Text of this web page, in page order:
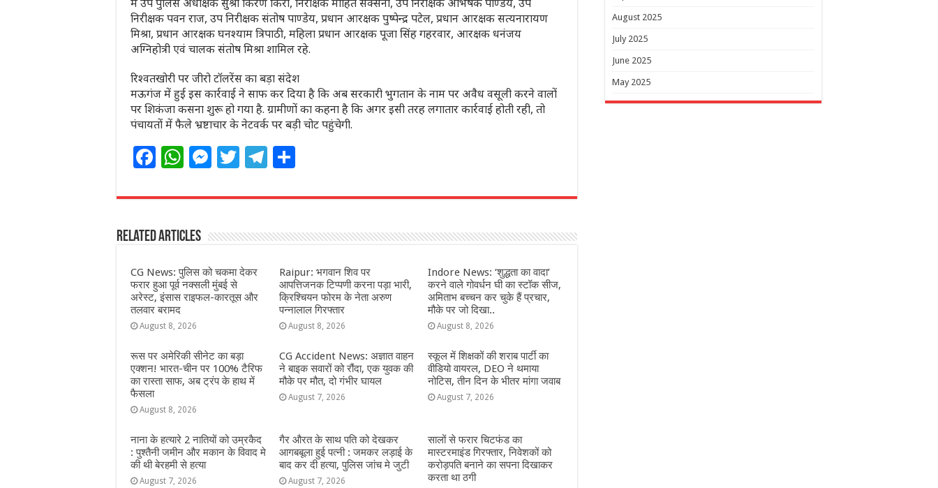
निरीक्षक पवन राज, उप निरीक्षक संतोष पाण्डेय, प्रधान आरक्षक पुष्पेन्द्र पटेल, प्रधान आरक्षक सत्यनारायण
मिश्रा, प्रधान आरक्षक घनश्याम त्रिपाठी, महिला प्रधान आरक्षक पूजा सिंह गहरवार, आरक्षक धनंजय
अग्निहोत्री एवं चालक संतोष मिश्रा शामिल रहे.
रिश्वतखोरी पर जीरो टॉलरेंस का बड़ा संदेश
मऊगंज में हुई इस कार्रवाई ने साफ कर दिया है कि अब सरकारी भुगतान के नाम पर अवैध वसूली करने वालों
पर शिकंजा कसना शुरू हो गया है. ग्रामीणों का कहना है कि अगर इसी तरह लगातार कार्रवाई होती रही, तो
पंचायतों में फैले भ्रष्टाचार के नेटवर्क पर बड़ी चोट पहुंचेगी.
F
c
e
b
o
o
k
W
at
s
A
p
p
M
ss
n
g
e
T
itt
r
T
e
ra
m
ar
Related Articles
CG News: पुलिस को चकमा देकर
फरार हुआ पूर्व नक्सली मुंबई से
अरेस्ट, इंसास राइफल-कारतूस और
तलवार बरामद
August 8, 2026
Raipur: भगवान शिव पर
आपत्तिजनक टिप्पणी करना पड़ा भारी,
क्रिश्चियन फोरम के नेता अरुण
पन्नालाल गिरफ्तार
August 8, 2026
Indore News: ‘शुद्धता का वादा’
करने वाले गोवर्धन घी का स्टॉक सीज,
अमिताभ बच्चन कर चुके हैं प्रचार,
मौके पर जो दिखा..
August 8, 2026
रूस पर अमेरिकी सीनेट का बड़ा
एक्शन! भारत-चीन पर 100% टैरिफ
का रास्ता साफ, अब ट्रंप के हाथ में
फैसला
August 8, 2026
CG Accident News: अज्ञात वाहन
ने बाइक सवारों को रौंदा, एक युवक की
मौके पर मौत, दो गंभीर घायल
August 7, 2026
स्कूल में शिक्षकों की शराब पार्टी का
वीडियो वायरल, DEO ने थमाया
नोटिस, तीन दिन के भीतर मांगा जवाब
August 7, 2026
नाना के हत्यारे 2 नातियों को उम्रकैद
: पुश्तैनी जमीन और मकान के विवाद मे
की थी बेरहमी से हत्या
August 7, 2026
गैर औरत के साथ पति को देखकर
आगबबूला हुई पत्नी : जमकर लड़ाई के
बाद कर दी हत्या, पुलिस जांच मे जुटी
August 7, 2026
सालों से फरार चिटफंड का
मास्टरमाइंड गिरफ्तार, निवेशकों को
करोड़पति बनाने का सपना दिखाकर
करता था ठगी
August 2025
July 2025
June 2025
May 2025